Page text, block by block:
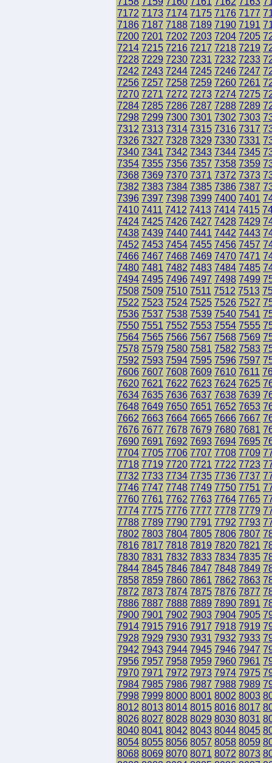
7172 7173 7174 7175 7176 7177
7186 7187 7188 7189 7190 7191
7200 7201 7202 7203 7204 7205
7214 7215 7216 7217 7218 7219
7228 7229 7230 7231 7232 7233
7242 7243 7244 7245 7246 7247
7256 7257 7258 7259 7260 7261
7270 7271 7272 7273 7274 7275
7284 7285 7286 7287 7288 7289
7298 7299 7300 7301 7302 7303
7312 7313 7314 7315 7316 7317
7326 7327 7328 7329 7330 7331
7340 7341 7342 7343 7344 7345
7354 7355 7356 7357 7358 7359
7368 7369 7370 7371 7372 7373
7382 7383 7384 7385 7386 7387
7396 7397 7398 7399 7400 7401
7410 7411 7412 7413 7414 7415
7424 7425 7426 7427 7428 7429
7438 7439 7440 7441 7442 7443
7452 7453 7454 7455 7456 7457
7466 7467 7468 7469 7470 7471
7480 7481 7482 7483 7484 7485
7494 7495 7496 7497 7498 7499
7508 7509 7510 7511 7512 7513
7522 7523 7524 7525 7526 7527
7536 7537 7538 7539 7540 7541
7550 7551 7552 7553 7554 7555
7564 7565 7566 7567 7568 7569
7578 7579 7580 7581 7582 7583
7592 7593 7594 7595 7596 7597
7606 7607 7608 7609 7610 7611
7620 7621 7622 7623 7624 7625
7634 7635 7636 7637 7638 7639
7648 7649 7650 7651 7652 7653
7662 7663 7664 7665 7666 7667
7676 7677 7678 7679 7680 7681
7690 7691 7692 7693 7694 7695
7704 7705 7706 7707 7708 7709
7718 7719 7720 7721 7722 7723
7732 7733 7734 7735 7736 7737
7746 7747 7748 7749 7750 7751
7760 7761 7762 7763 7764 7765
7774 7775 7776 7777 7778 7779
7788 7789 7790 7791 7792 7793
7802 7803 7804 7805 7806 7807
7816 7817 7818 7819 7820 7821
7830 7831 7832 7833 7834 7835
7844 7845 7846 7847 7848 7849
7858 7859 7860 7861 7862 7863
7872 7873 7874 7875 7876 7877
7886 7887 7888 7889 7890 7891
7900 7901 7902 7903 7904 7905
7914 7915 7916 7917 7918 7919
7928 7929 7930 7931 7932 7933
7942 7943 7944 7945 7946 7947
7956 7957 7958 7959 7960 7961
7970 7971 7972 7973 7974 7975
7984 7985 7986 7987 7988 7989
7998 7999 8000 8001 8002 8003
8012 8013 8014 8015 8016 8017
8026 8027 8028 8029 8030 8031
8040 8041 8042 8043 8044 8045
8054 8055 8056 8057 8058 8059
8068 8069 8070 8071 8072 8073